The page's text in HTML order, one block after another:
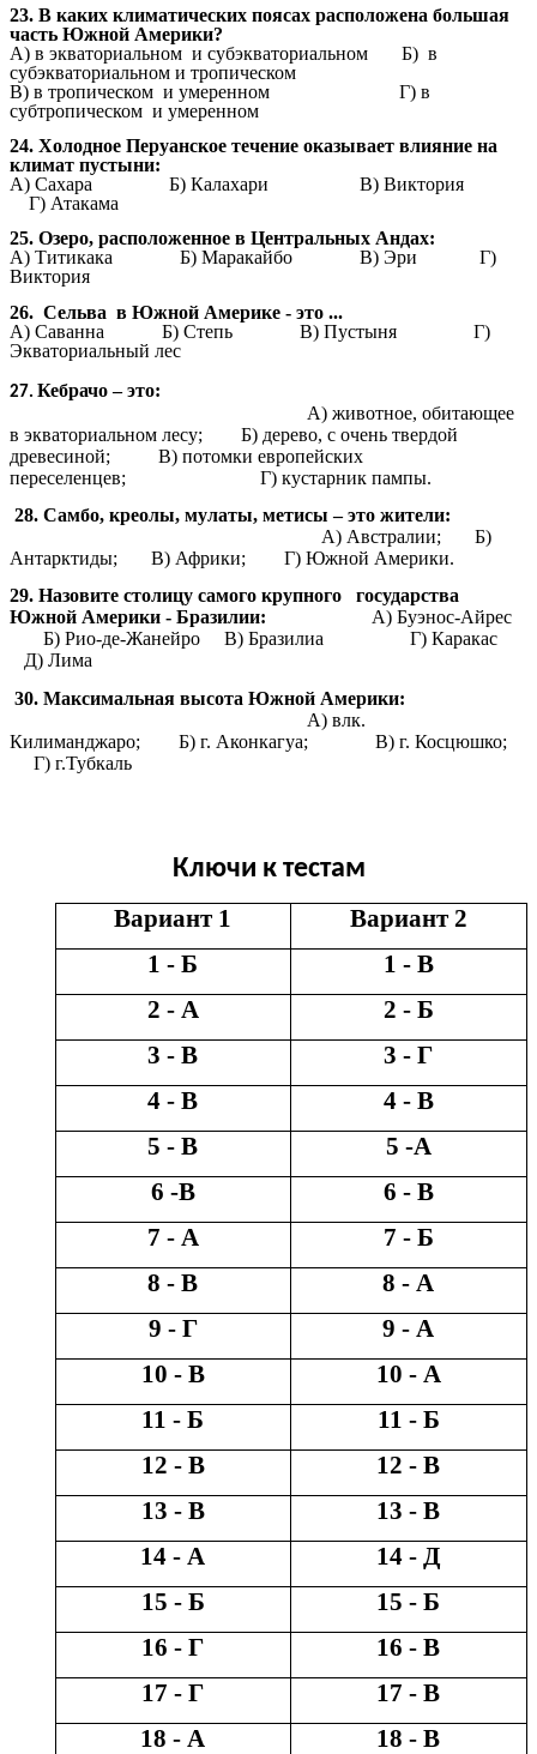
23. В каких климатических поясах расположена большая
часть Южной Америки?
A) в экваториальном и субэкваториальном Б) в
субэкваториальном и тропическом
В) в тропическом и умеренном Г) в
субтропическом и умеренном
24. Холодное Перуанское течение оказывает влияние на
климат пустыни:
A) Сахара Б) Калахари В) Виктория
Г) Атакама
25. Озеро, расположенное в Центральных Андах:
A) Титикака
Б) Маракайбо В) Эри Г)
Виктория
26. Сельва в Южной Америке - это ...
A) Саванна Б) Степь В) Пустыня Г)
Экваториальный лес
27. Кебрачо – это:
А) животное, обитающее
в экваториальном лесу; Б) дерево, с очень твердой
древесиной; В) потомки европейских
переселенцев; Г) кустарник пампы.
28. Самбо, креолы, мулаты, метисы – это жители:
А) Австралии; Б)
Антарктиды; В) Африки; Г) Южной Америки.
29. Назовите столицу самого крупного государства
Южной Америки - Бразилии: А) Буэнос-Айрес
Б) Рио-де-Жанейро В) Бразилиа
Г) Каракас
Д) Лима
30. Максимальная высота Южной Америки:
А) влк.
Килиманджаро; Б) г. Аконкагуа; В) г. Косцюшко;
Г) г.Тубкаль
Ключи к тестам
Вариант 1
Вариант 2
1 - Б
1 - В
2 - А
2 - Б
3 - В
3 - Г
4 - В
4 - В
5 - В
5 -А
6 -В
6 - В
7 - А
7 - Б
8 - В
8 - А
9 - Г
9 - А
10 - В
10 - А
11 - Б
11 - Б
12 - В
12 - В
13 - В
13 - В
14 - А
14 - Д
15 - Б
15 - Б
16 - Г
16 - В
17 - Г
17 - В
18 - А
18 - В